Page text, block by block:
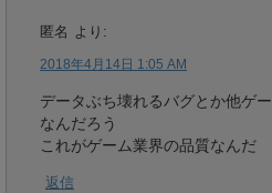
匿名 より:
2018年4月14日 1:05 AM
データぶち壊れるバグとか他ゲ
なんだろう
これがゲーム業界の品質なんだ
返信